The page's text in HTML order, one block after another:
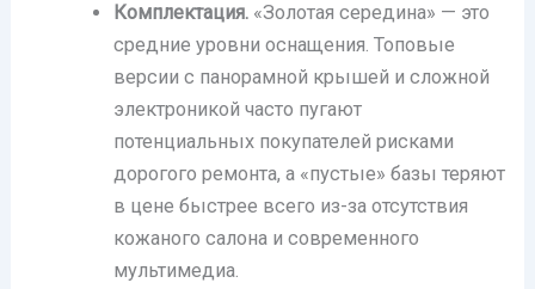
Комплектация.«Золотая середина» — это
средние уровни оснащения. Топовые
версии с панорамной крышей и сложной
электроникой часто пугают
потенциальных покупателей рисками
дорогого ремонта, а «пустые» базы теряют
в цене быстрее всего из-за отсутствия
кожаного салона и современного
мультимедиа.